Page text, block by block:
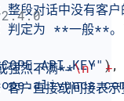
),
对话中没有客户
定为 **一般**。
烈不满**
\n" +
接或间接表示要